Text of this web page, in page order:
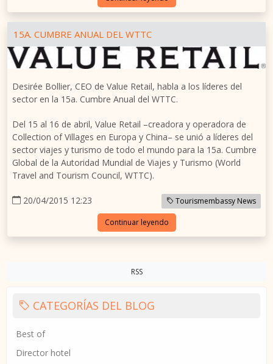
15A. CUMBRE ANUAL DEL WTTC
Desirée Bollier, CEO de Value Retail, habla a los líderes del
sector en la 15a. Cumbre Anual del WTTC.
Del 15 al 16 de abril, Value Retail –creadora y operadora de
Collection of Villages en Europa y China– se unió a líderes del
sector viajes y turismo de todo el mundo para la 15a. Cumbre
Global de la Autoridad Mundial de Viajes y Turismo (World
Travel and Tourism Council, WTTC).
20/04/2015 12:23 Tourismembassy News
Continuar leyendo
RSS
CATEGORÍAS DEL BLOG
Best of
Director hotel